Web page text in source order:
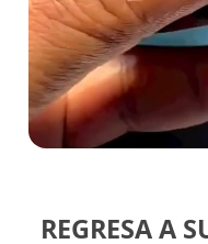
REGRESA A